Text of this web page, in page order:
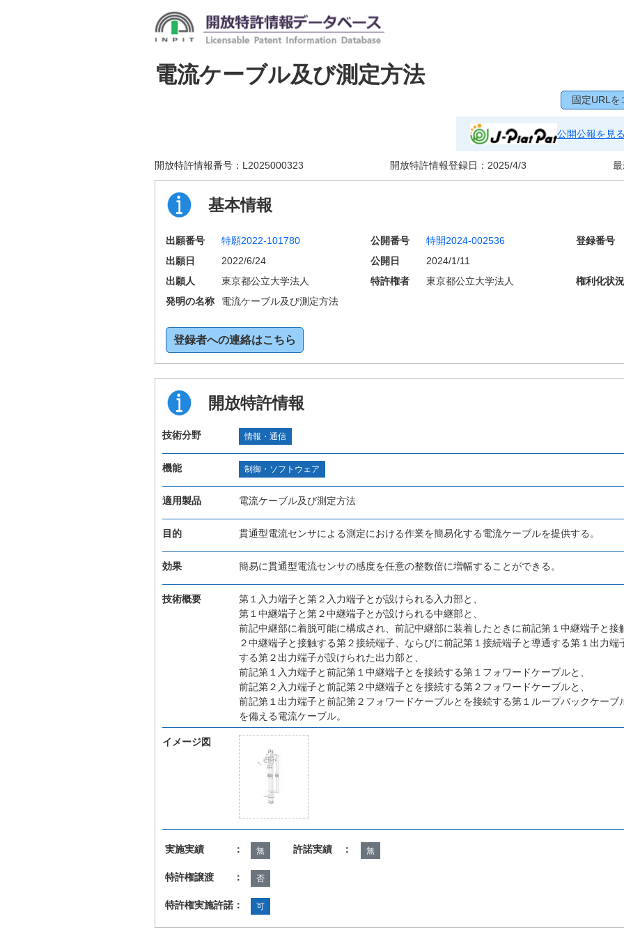
電流ケーブル及び測定方法
固定URLを
公開公報を見る
開放特許情報番号： L2025000323 開放特許情報登録日： 2025/4/3 最
基本情報
出願番号 特願2022-101780 公開番号 特開2024-002536 登録番号
出願日
2022/6/24 公開日
2024/1/11
出願人
東京都公立大学法人 特許権者 東京都公立大学法人 権利化状況
発明の名称
電流ケーブル及び測定方法
登録者への連絡はこちら
開放特許情報
技術分野 情報・通信
機能 制御・ソフトウェア
適用製品 電流ケーブル及び測定方法
目的 貫通型電流センサによる測定における作業を簡易化する電流ケーブルを提供する。
効果 簡易に貫通型電流センサの感度を任意の整数倍に増幅することができる。
技術概要
第１入力端子と第２入力端子とが設けられる入力部と、
第１中継端子と第２中継端子とが設けられる中継部と、
前記中継部に着脱可能に構成され、前記中継部に装着したときに前記第１中継端子と
２中継端子と接触する第２接続端子、ならびに前記第１接続端子と導通する第１出力端
する第２出力端子が設けられた出力部と、
前記第１入力端子と前記第１中継端子とを接続する第１フォワードケーブルと、
前記第２入力端子と前記第２中継端子とを接続する第２フォワードケーブルと、
前記第１出力端子と前記第２フォワードケーブルとを接続する第１ループバックケーブ
を備える電流ケーブル。
イメージ図
実施実績 ： 無 許諾実績 ： 無
特許権譲渡 ： 否
特許権実施許諾： 可